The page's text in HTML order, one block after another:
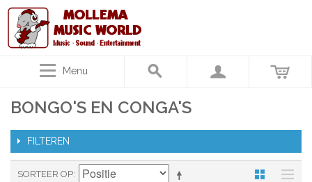
Menu
BONGO'S EN CONGA'S
FILTEREN
SORTEER OP